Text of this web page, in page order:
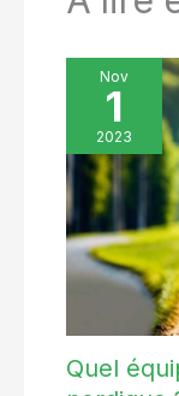
Nov
1
2023
Quel